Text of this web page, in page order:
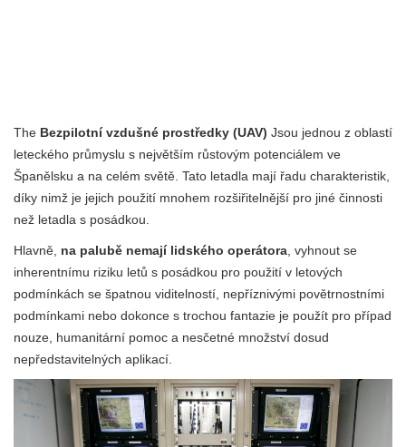
The Bezpilotní vzdušné prostředky (UAV) Jsou jednou z oblastí
leteckého průmyslu s největším růstovým potenciálem ve
Španělsku a na celém světě. Tato letadla mají řadu charakteristik,
díky nimž je jejich použití mnohem rozšiřitelnější pro jiné činnosti
než letadla s posádkou.
Hlavně, na palubě nemají lidského operátora , vyhnout se
inherentnímu riziku letů s posádkou pro použití v letových
podmínkách se špatnou viditelností, nepříznivými povětrnostními
podmínkami nebo dokonce s trochou fantazie je použít pro případ
nouze, humanitární pomoc a nesčetné množství dosud
nepředstavitelných aplikací.